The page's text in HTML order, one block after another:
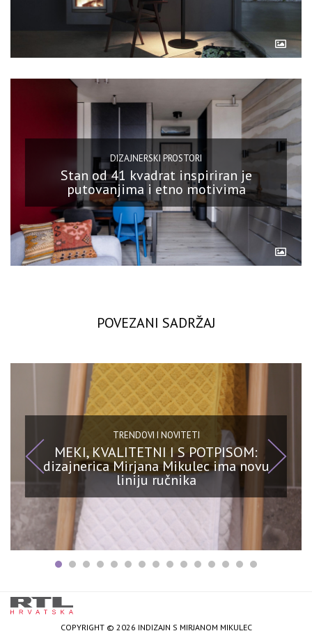
DIZAJNERSKI PROSTORI
Stan od 41 kvadrat inspiriran je
putovanjima i etno motivima
POVEZANI SADRŽAJ
TRENDOVI I NOVITETI
MEKI, KVALITETNI I S POTPISOM:
dizajnerica Mirjana Mikulec ima novu
liniju ručnika
COPYRIGHT © 2026 INDIZAJN S MIRJANOM MIKULEC